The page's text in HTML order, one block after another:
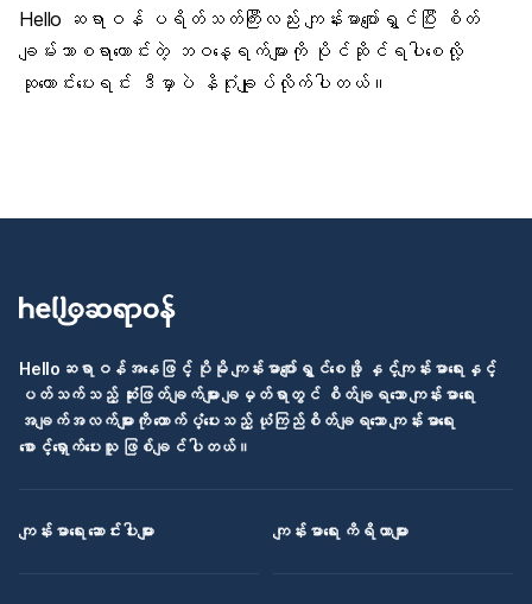
Hello ဆရာဝန် ပရိတ်သတ်ကြီးလည်း ကျန်းမာပျော်ရွှင်ပြီး စိတ်
ချမ်းသာစရာကောင်းတဲ့ ဘဝနေ့ရက်များကို ပိုင်ဆိုင်ရပါစေလို့
ဆုတောင်းပေးရင်း ဒီမှာပဲ နိဂုံးချုပ်လိုက်ပါတယ်။
Helloဆရာဝန်အနေဖြင့် ပိုမို ကျန်းမာပျော်ရွှင်စေဖို့ နှင့်ကျန်းမာရေးနှင့်
ပတ်သက်သည့် ဆုံးဖြတ်ချက်များ ချမှတ်ရာတွင် စိတ်ချရသော ကျန်းမာရေး
အချက်အလက်များကို ထောက်ပံ့ပေးသည့် ယုံကြည်စိတ်ချရသော ကျန်းမာရေး
စောင့်ရှောက်ပေးသူ ဖြစ်ချင်ပါတယ်။
ကျန်းမာရေး ဆောင်းပါးများ ကျန်းမာရေး ကိရိယာများ